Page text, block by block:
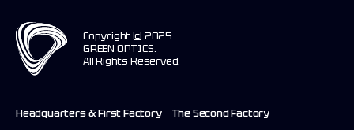
Copyright © 2025
GREEN OPTICS.
All Rights Reserved.
Headquarters & First Factory
The Second Factory